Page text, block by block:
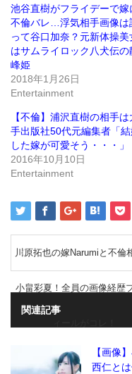
(新
し
い
ウ
ィ
ン
ド
で
開
き
ま
ッ
ク
し
て
く
だ
さ
(新
し
い
ウ
ン
ド
ウ
で
開
き
す)
池谷直樹がフライデーで嫁
不倫バレ…浮気相手画像は
って谷口加奈？元新体操美
はサムライロック八犬伝の
峰姫
2018年1月26日
Entertainment
【不倫】浦沢直樹の相手は
手出版社50代元編集者「
した嫁が可愛そう・・・」
2016年10月10日
Entertainment
川原拓也の嫁Narumiと不倫
小畠彩夏！全員の画像経歴
関連記事
【画像
西仁と